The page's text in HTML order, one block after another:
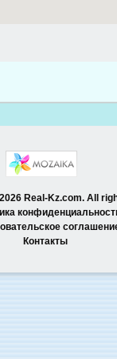
Real-Kz.com. All
Контакты